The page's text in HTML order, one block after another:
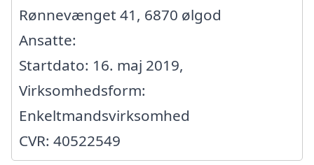
Rønnevænget 41, 6870 ølgod
Ansatte:
Startdato: 16. maj 2019,
Virksomhedsform:
Enkeltmandsvirksomhed
CVR: 40522549